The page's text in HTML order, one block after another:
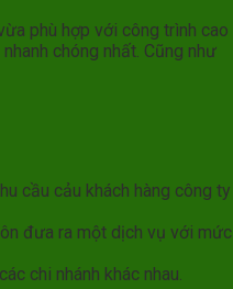
phù hợp với công trình cao
chóng nhất. Cũng như
cầu cảu khách hàng công ty
đưa ra một dịch vụ với mức
chi nhánh khác nhau.